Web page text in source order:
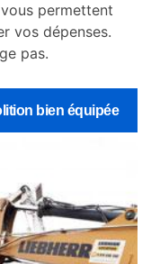
bien équipée
permettent
vos dépenses.
pas.